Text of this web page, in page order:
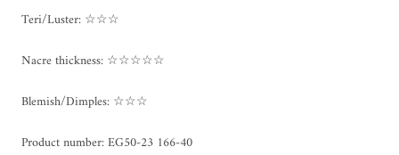
Teri/Luster: ☆☆☆
Nacre thickness: ☆☆☆☆☆
Blemish/Dimples: ☆☆☆
Product number: EG50-23 166-40